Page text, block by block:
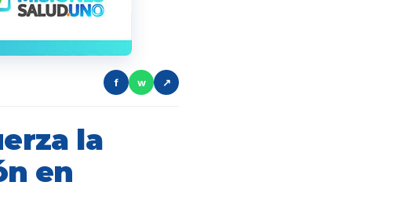
f w ↗
la
en